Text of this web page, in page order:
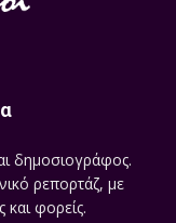
δημοσιογράφος.
ρεπορτάζ, με
φορείς.